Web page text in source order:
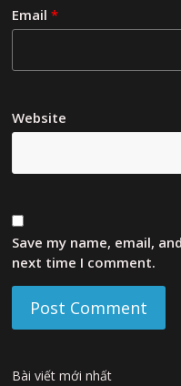
Email*
Website
Save my name, email,
next time I comment.
Bài viết mới nhất